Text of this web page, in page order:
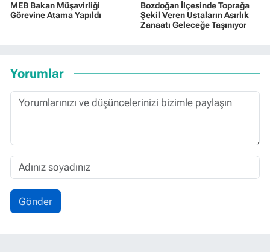
MEB Bakan Müşavirliği
Görevine Atama Yapıldı
Bozdoğan İlçesinde Toprağa
Şekil Veren Ustaların Asırlık
Zanaatı Geleceğe Taşınıyor
Yorumlar
Gönder